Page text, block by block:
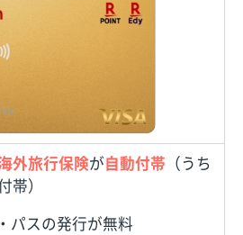
外旅行保険が自動付帯 （うち
帯）
パスの発行が無料